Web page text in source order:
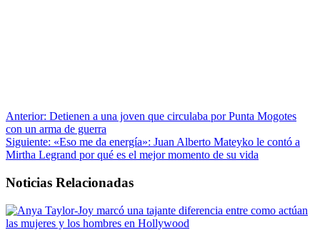
Anterior: Detienen a una joven que circulaba por Punta Mogotes
con un arma de guerra
Siguiente: «Eso me da energía»: Juan Alberto Mateyko le contó a
Mirtha Legrand por qué es el mejor momento de su vida
Noticias Relacionadas